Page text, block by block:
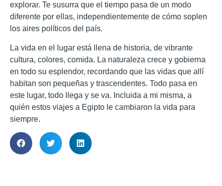
explorar. Te susurra que el tiempo pasa de un modo
diferente por ellas, independientemente de cómo soplen
los aires políticos del país.
La vida en el lugar está llena de historia, de vibrante
cultura, colores, comida. La naturaleza crece y gobierna
en todo su esplendor, recordando que las vidas que allí
habitan son pequeñas y trascendentes. Todo pasa en
este lugar, todo llega y se va. Incluida a mi misma, a
quién estos viajes a Egipto le cambiaron la vida para
siempre.